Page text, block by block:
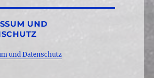
UND
und Datenschutz